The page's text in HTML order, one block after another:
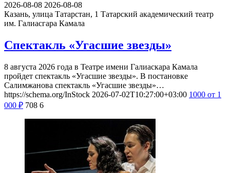
2026-08-08 2026-08-08
Казань, улица Татарстан, 1 Татарский академический театр
им. Галиасгара Камала
Спектакль «Угасшие звезды»
8 августа 2026 года в Театре имени Галиаскара Камала
пройдет спектакль «Угасшие звезды». В постановке
Салимжанова спектакль «Угасшие звезды»…
https://schema.org/InStock 2026-07-02T10:27:00+03:00 1000 от 1
000 ₽ 708 6